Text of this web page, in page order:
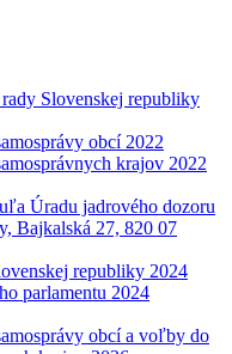
Slovenskej republiky
obcí 2022
krajov 2022
Úradu jadrového dozoru
Bajkalská 27, 820 07
republiky 2024
parlamentu 2024
obcí a voľby do